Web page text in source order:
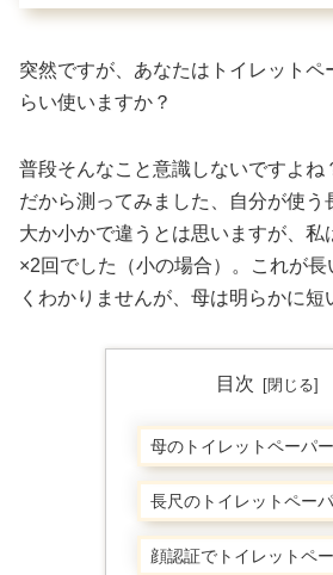
突然ですが、あなたはトイレットペ
らい使いますか？
普段そんなこと意識しないですよね
だから測ってみました、自分が使う
大か小かで違うとは思いますが、私
×2回でした（小の場合）。これが長
くわかりませんが、母は明らかに短
目次
母のトイレットペーパ
長尺のトイレットペー
顔認証でトイレットペ